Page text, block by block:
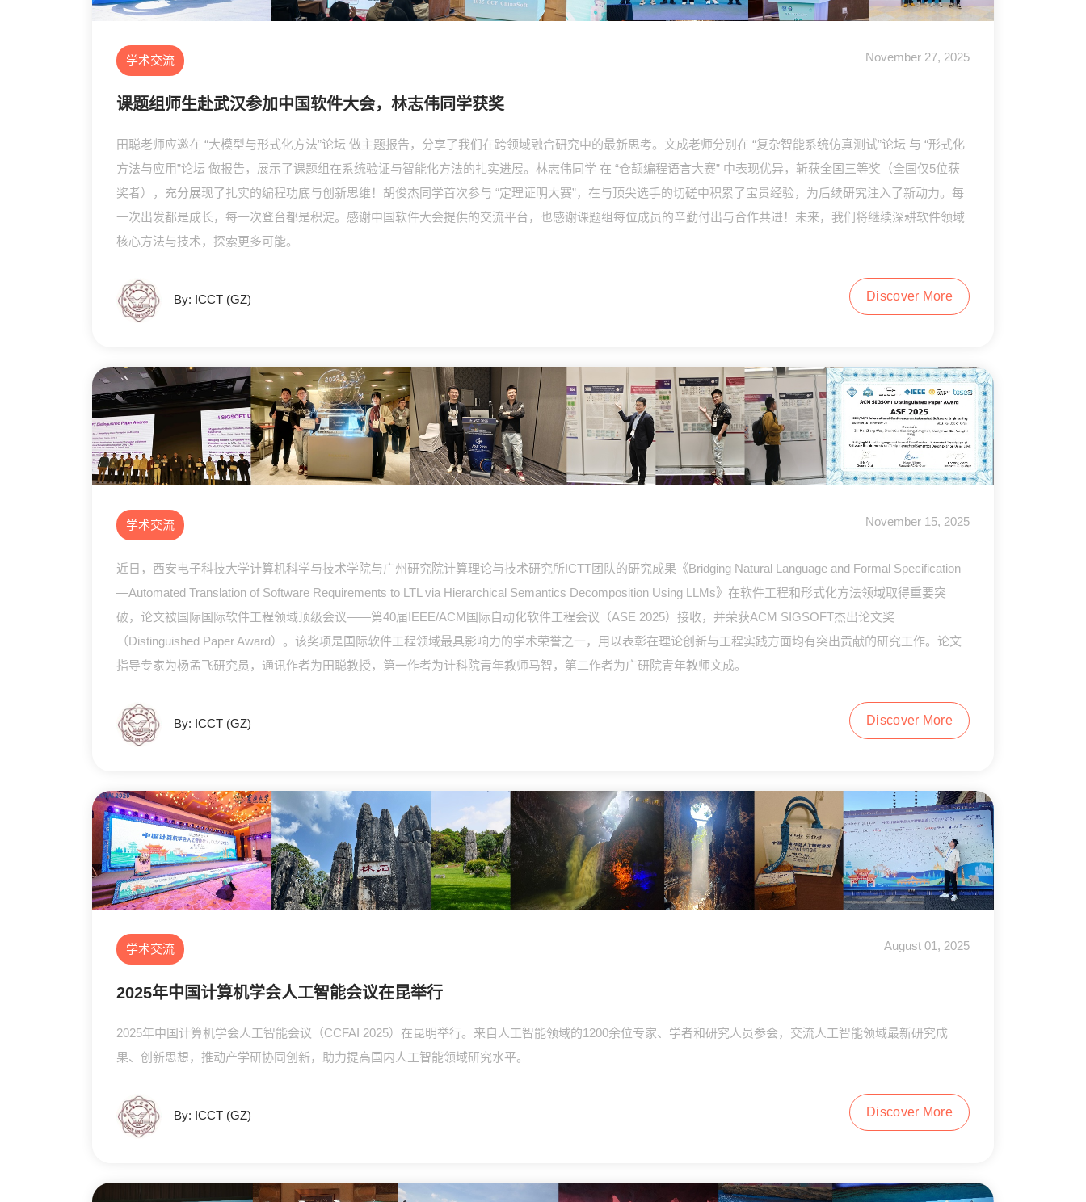
学术交流 November 27, 2025
课题组师生赴武汉参加中国软件大会，林志伟同学获奖
田聪老师应邀在 “大模型与形式化方法”论坛 做主题报告，分享了我们在跨领域融合研究中的最新思考。文成老师分别在 “复杂智能系统仿真测试”论坛 与 “形式化
方法与应用”论坛 做报告，展示了课题组在系统验证与智能化方法的扎实进展。林志伟同学 在 “仓颉编程语言大赛” 中表现优异，斩获全国三等奖（全国仅5位获
奖者），充分展现了扎实的编程功底与创新思维！胡俊杰同学首次参与 “定理证明大赛”，在与顶尖选手的切磋中积累了宝贵经验，为后续研究注入了新动力。每
一次出发都是成长，每一次登台都是积淀。感谢中国软件大会提供的交流平台，也感谢课题组每位成员的辛勤付出与合作共进！未来，我们将继续深耕软件领域
核心方法与技术，探索更多可能。
By: ICCT (GZ) Discover More
学术交流 November 15, 2025
近日，西安电子科技大学计算机科学与技术学院与广州研究院计算理论与技术研究所ICTT团队的研究成果《Bridging Natural Language and Formal Specification
—Automated Translation of Software Requirements to LTL via Hierarchical Semantics Decomposition Using LLMs》在软件工程和形式化方法领域取得重要突
破，论文被国际国际软件工程领域顶级会议——第40届IEEE/ACM国际自动化软件工程会议（ASE 2025）接收，并荣获ACM SIGSOFT杰出论文奖
（Distinguished Paper Award）。该奖项是国际软件工程领域最具影响力的学术荣誉之一，用以表彰在理论创新与工程实践方面均有突出贡献的研究工作。论文
指导专家为杨孟飞研究员，通讯作者为田聪教授，第一作者为计科院青年教师马智，第二作者为广研院青年教师文成。
By: ICCT (GZ) Discover More
学术交流 August 01, 2025
2025年中国计算机学会人工智能会议在昆举行
2025年中国计算机学会人工智能会议（CCFAI 2025）在昆明举行。来自人工智能领域的1200余位专家、学者和研究人员参会，交流人工智能领域最新研究成
果、创新思想，推动产学研协同创新，助力提高国内人工智能领域研究水平。
By: ICCT (GZ) Discover More